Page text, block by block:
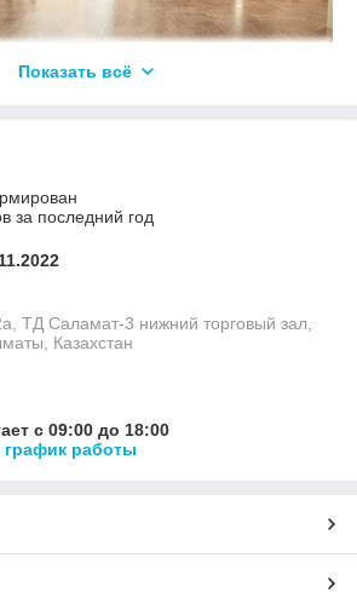
Показать всё
за последний год
ТД Саламат-3 нижний торговый зал,
Казахстан
с 09:00 до 18:00
график работы